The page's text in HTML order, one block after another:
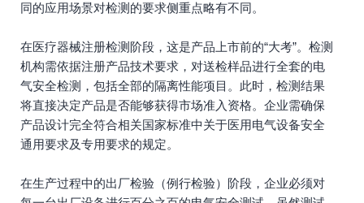
同的应用场景对检测的要求侧重点略有不同。
在医疗器械注册检测阶段，这是产品上市前的“大考”。检测
机构需依据注册产品技术要求，对送检样品进行全套的电
气安全检测，包括全部的隔离性能项目。此时，检测结果
将直接决定产品是否能够获得市场准入资格。企业需确保
产品设计完全符合相关国家标准中关于医用电气设备安全
通用要求及专用要求的规定。
在生产过程中的出厂检验（例行检验）阶段，企业必须对